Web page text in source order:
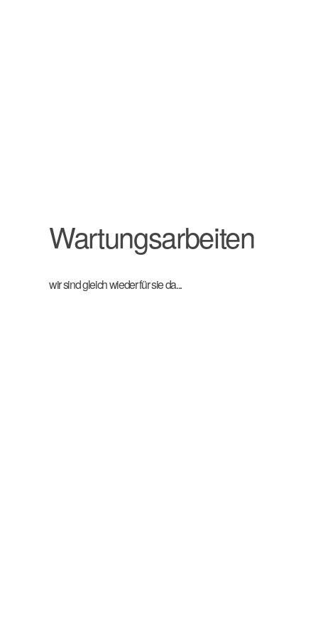
Wartungsarbeiten
wir sind gleich wieder für sie da...